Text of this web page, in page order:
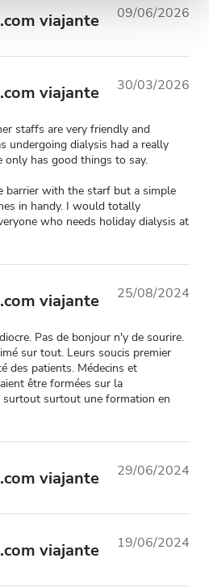
viajante 09/06/2026
viajante 30/03/2026
staffs are very friendly and
undergoing dialysis had a really
only has good things to say.
barrier with the starf but a simple
in handy. I would totally
who needs holiday dialysis at
viajante 25/08/2024
Pas de bonjour n'y de sourire.
sur tout. Leurs soucis premier
des patients. Médecins et
être formées sur la
surtout surtout une formation en
viajante 29/06/2024
viajante 19/06/2024